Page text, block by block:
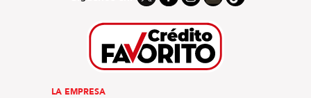
LA EMPRESA